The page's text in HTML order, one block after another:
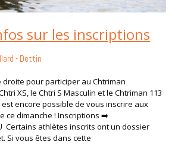
sur les inscriptions
- Dettin
droite pour participer au Chtriman
XS, le Chtri S Masculin et le Chtriman 113
est encore possible de vous inscrire aux
ce dimanche ! Inscriptions ➡️
Certains athlètes inscrits ont un dossier
Si vous êtes dans cette